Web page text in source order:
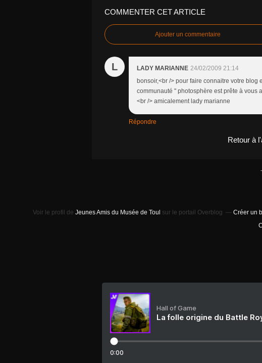
COMMENTER CET ARTICLE
Ajouter un commentaire
L LADY MARIANNE 24/02/2009 21:14
bonsoir,<br /> pour faire connaitre votre
communauté " photosphère est prête à vous
<br /> amicalement lady marianne
Répondre
Retour à
Voir le profil de Jeunes Amis du Musée de Toul sur le portail Overblog Créer un
Hall of Game
La folle origine du Battle
0:00